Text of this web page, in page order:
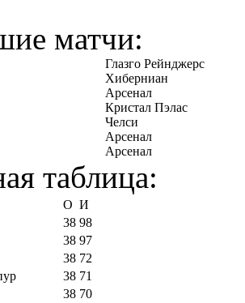
матчи:
Глазго Рейнджерс
Хиберниан
Арсенал
Кристал Пэлас
Челси
Арсенал
Арсенал
таблица:
О И
38 98
38 97
38 72
38 71
38 70